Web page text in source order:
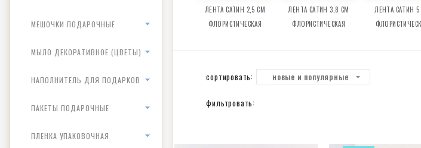
МЕШОЧКИ ПОДАРОЧНЫЕ
МЫЛО ДЕКОРАТИВНОЕ (ЦВЕТЫ)
НАПОЛНИТЕЛЬ ДЛЯ ПОДАРКОВ
ПАКЕТЫ ПОДАРОЧНЫЕ
ПЛЕНКА УПАКОВОЧНАЯ
ЛЕНТА САТИН 2,5 СМ
ФЛОРИСТИЧЕСКАЯ
ЛЕНТА САТИН 3,8 СМ
ФЛОРИСТИЧЕСКАЯ
ЛЕНТА САТИН
сортировать: новые и популярные
фильтровать: